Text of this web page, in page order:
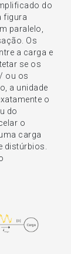
do
figura
paralelo,
Os
a carga e
se os
ou os
a unidade
o
do
o
carga
distúrbios.